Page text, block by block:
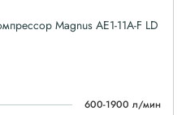
Magnus АЕ1-11A-F LD
600-1900 л/мин